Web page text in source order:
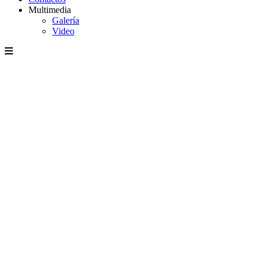
Multimedia
Galería
Video